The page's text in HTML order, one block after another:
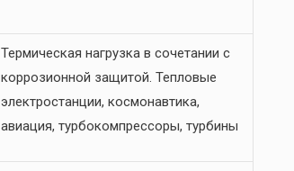
Термическая нагрузка в сочетании с
коррозионной защитой. Тепловые
электростанции, космонавтика,
авиация, турбокомпрессоры, турбины